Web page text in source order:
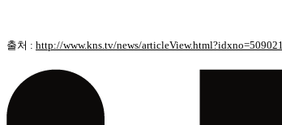
출처 : http://www.kns.tv/news/